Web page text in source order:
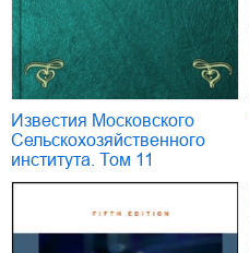
Известия Московского
Сельскохозяйственного
института. Том 11